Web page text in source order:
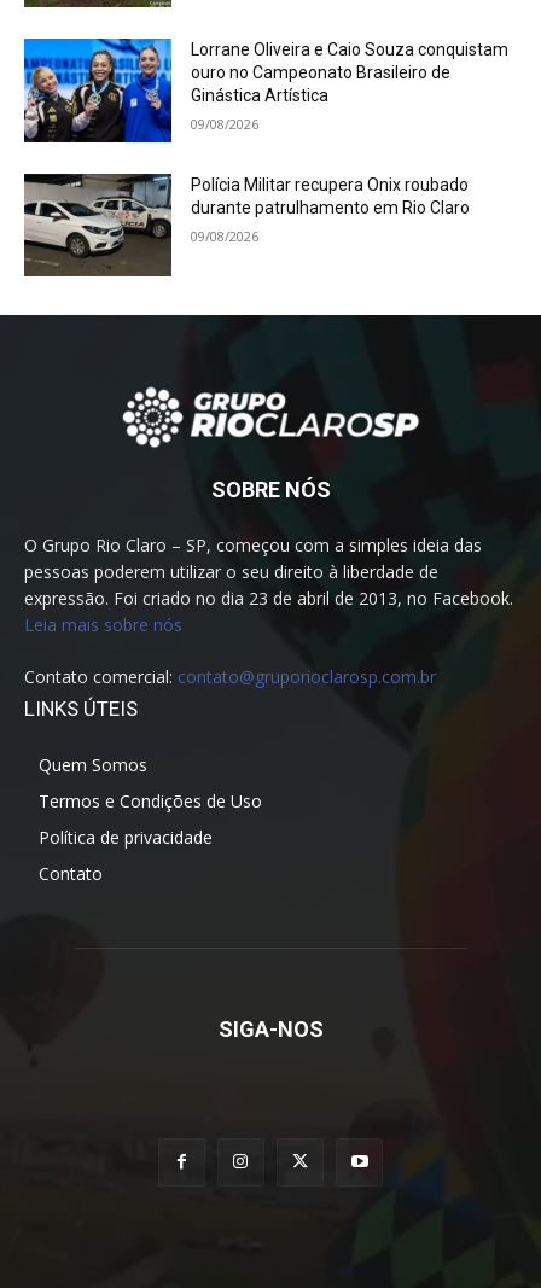
Lorrane Oliveira e Caio Souza conquistam
ouro no Campeonato Brasileiro de
Ginástica Artística
09/08/2026
Polícia Militar recupera Onix roubado
durante patrulhamento em Rio Claro
09/08/2026
SOBRE NÓS
O Grupo Rio Claro – SP, começou com a simples ideia das
pessoas poderem utilizar o seu direito à liberdade de
expressão. Foi criado no dia 23 de abril de 2013, no Facebook.
Leia mais sobre nós
Contato comercial: contato@gruporioclarosp.com.br
LINKS ÚTEIS
Quem Somos
Termos e Condições de Uso
Política de privacidade
Contato
SIGA-NOS